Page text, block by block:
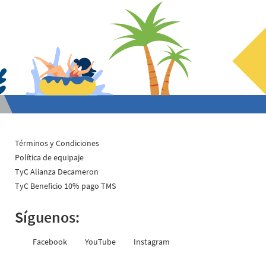
1er piso junto al centro de servicios.
Lunes a viernes: 8:00 a.m. – 4:00 p.m.
Sábados: 9:00 a.m. – 12:00 p.m.
Carrera 16 n.° 80 - 18
Lunes a viernes de 8:00 a.m. - 5:00 p.m.
Términos y Condiciones
Política de equipaje
TyC Alianza Decameron
TyC Beneficio 10% pago TMS
Síguenos:
Facebook YouTube Instagram